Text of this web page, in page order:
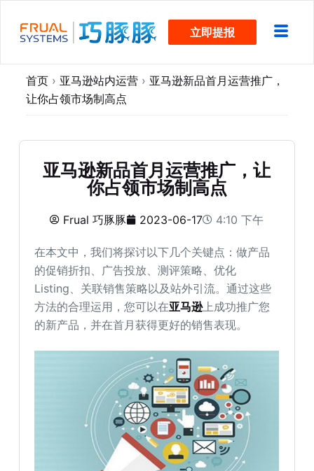
过
立即提报
首页 › 亚马逊站内运营 › 亚马逊新品首月运营推广，
让你占领市场制高点
亚马逊新品首月运营推广，让
你占领市场制高点
Frual 巧豚豚 2023-06-17 4:10 下午
在本文中，我们将探讨以下几个关键点：做产品
的促销折扣、广告投放、测评策略、优化
Listing、关联销售策略以及站外引流。通过这些
方法的合理运用，您可以在亚马逊上成功推广您
的新产品，并在首月获得更好的销售表现。